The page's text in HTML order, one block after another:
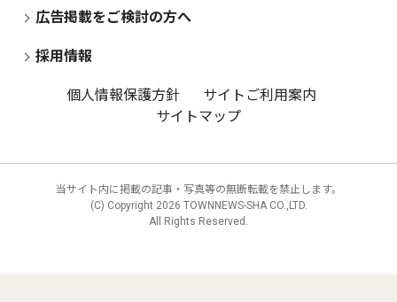
広告掲載をご検討の方へ
採用情報
個人情報保護方針
サイトご利用案内
サイトマップ
当サイト内に掲載の記事・写真等の無断転載を禁止します。
(C) Copyright 2026 TOWNNEWS-SHA CO.,LTD.
All Rights Reserved.